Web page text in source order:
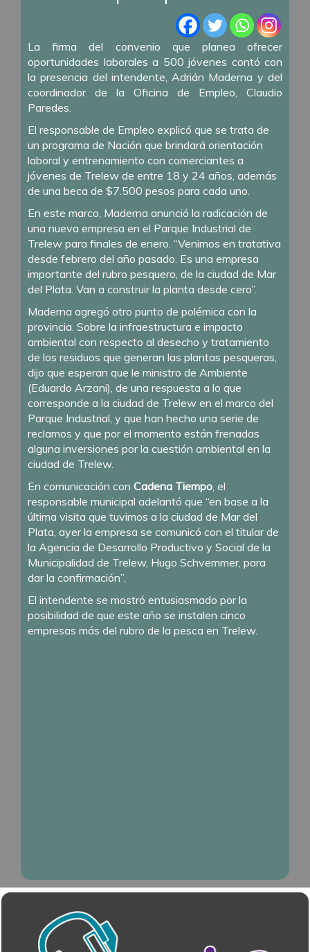
La firma del convenio que planea ofrecer
oportunidades laborales a 500 jóvenes contó con
la presencia del intendente, Adrián Maderna y del
coordinador de la Oficina de Empleo, Claudio
Paredes.
El responsable de Empleo explicó que se trata de
un programa de Nación que brindará orientación
laboral y entrenamiento con comerciantes a
jóvenes de Trelew de entre 18 y 24 años, además
de una beca de $7.500 pesos para cada uno.
En este marco, Maderna anunció la radicación de
una nueva empresa en el Parque Industrial de
Trelew para finales de enero. “Venimos en tratativa
desde febrero del año pasado. Es una empresa
importante del rubro pesquero, de la ciudad de Mar
del Plata. Van a construir la planta desde cero”.
Maderna agregó otro punto de polémica con la
provincia. Sobre la infraestructura e impacto
ambiental con respecto al desecho y tratamiento
de los residuos que generan las plantas pesqueras,
dijo que esperan que le ministro de Ambiente
(Eduardo Arzani), de una respuesta a lo que
corresponde a la ciudad de Trelew en el marco del
Parque Industrial, y que han hecho una serie de
reclamos y que por el momento están frenadas
alguna inversiones por la cuestión ambiental en la
ciudad de Trelew.
En comunicación con Cadena Tiempo , el
responsable municipal adelantó que “en base a la
última visita que tuvimos a la ciudad de Mar del
Plata, ayer la empresa se comunicó con el titular de
la Agencia de Desarrollo Productivo y Social de la
Municipalidad de Trelew, Hugo Schvemmer, para
dar la confirmación”.
El intendente se mostró entusiasmado por la
posibilidad de que este año se instalen cinco
empresas más del rubro de la pesca en Trelew.